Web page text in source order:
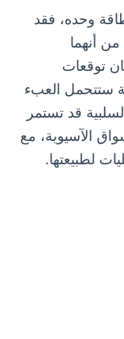
وحده، فقد
أنهما
توقعات
ستتحمل العبء
قد تستمر
الآسيوية، مع
لطبيعتها.